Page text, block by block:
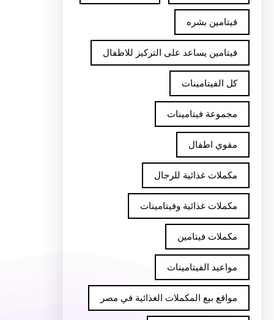
فيتامين بشره
فيتامين يساعد على التركيز للاطفال
كل الفيتامينات
مجموعة فيتامينات
مقوي اطفال
مكملات غذائية للرجال
مكملات غذائية وفيتامينات
مكملات فيتامين
مواعيد الفيتامينات
مواقع بيع المكملات الغذائية في مصر